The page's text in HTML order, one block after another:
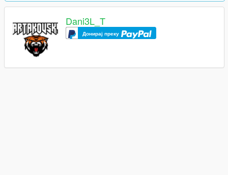
Dani3L_T
Донирај преку